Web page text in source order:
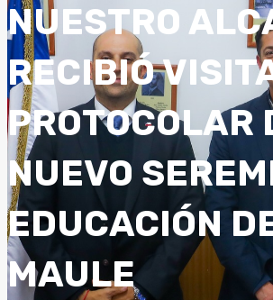
NUESTRO
RECIBIÓ
PROTOCOLAR
NUEVO
EDUCACIÓN
MAULE